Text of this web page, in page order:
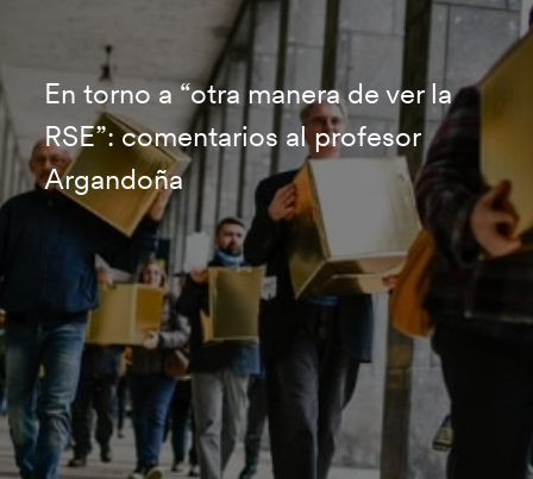
En torno a “otra manera de ver la
RSE”: comentarios al profesor
Argandoña